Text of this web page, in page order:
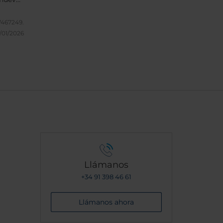
que
a
01/2026
Llámanos
+34 91 398 46 61
Llámanos ahora